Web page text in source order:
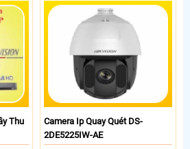
Thu
Camera Ip Quay Quét DS-
2DE5225IW-AE